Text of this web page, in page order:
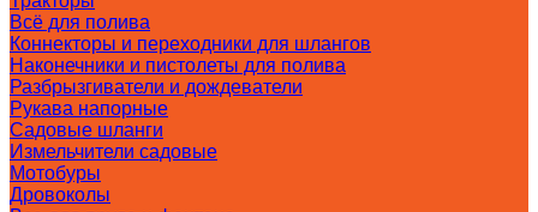
Всё для полива
Коннекторы и переходники для шлангов
Наконечники и пистолеты для полива
Разбрызгиватели и дождеватели
Рукава напорные
Садовые шланги
Измельчители садовые
Мотобуры
Дровоколы